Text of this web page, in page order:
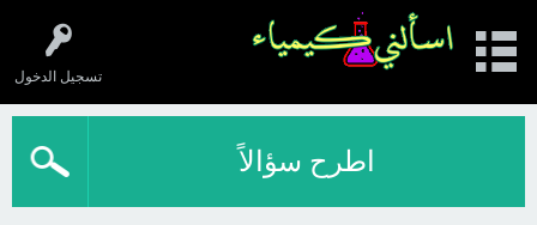
تسجيل الدخول
اطرح سؤالاً